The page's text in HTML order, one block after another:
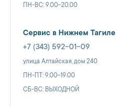
ПН-ВС: 9.00-20.00
Сервис в Нижнем Тагиле
+7 (343) 592-01-09
улица Алтайская, дом 240
ПН-ПТ: 9.00-19.00
СБ-ВС: ВЫХОДНОЙ